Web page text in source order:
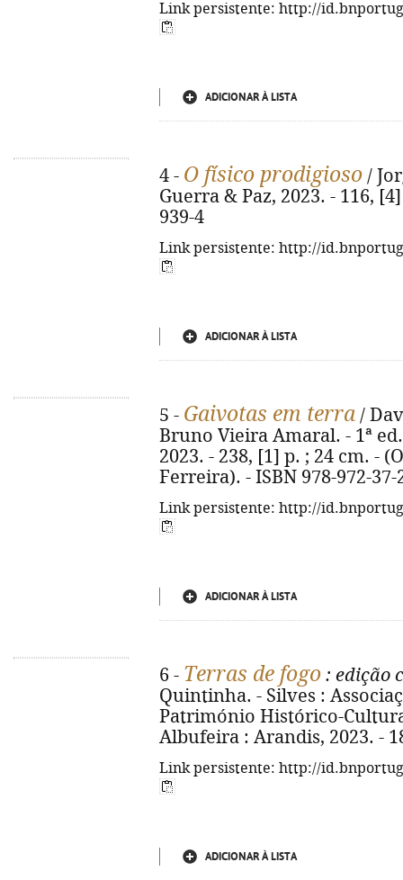
Link persistente: http://
ADICIONAR À LISTA
4 - O físico prodigioso /
Guerra & Paz, 2023. - 116,
939-4
Link persistente: http://
ADICIONAR À LISTA
5 - Gaivotas em terra /
Bruno Vieira Amaral. - 1ª
2023. - 238, [1] p. ; 24 cm. -
Ferreira). - ISBN 978-972-37-
Link persistente: http://
ADICIONAR À LISTA
6 - Terras de fogo : edição
Quintinha. - Silves :
Património Histórico-
Albufeira : Arandis, 2023. -
Link persistente: http://
ADICIONAR À LISTA